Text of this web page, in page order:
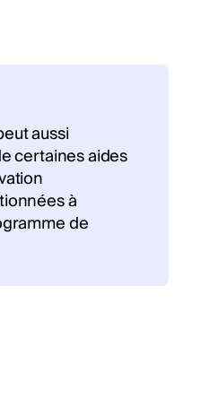
aussi
certaines aides
à
de